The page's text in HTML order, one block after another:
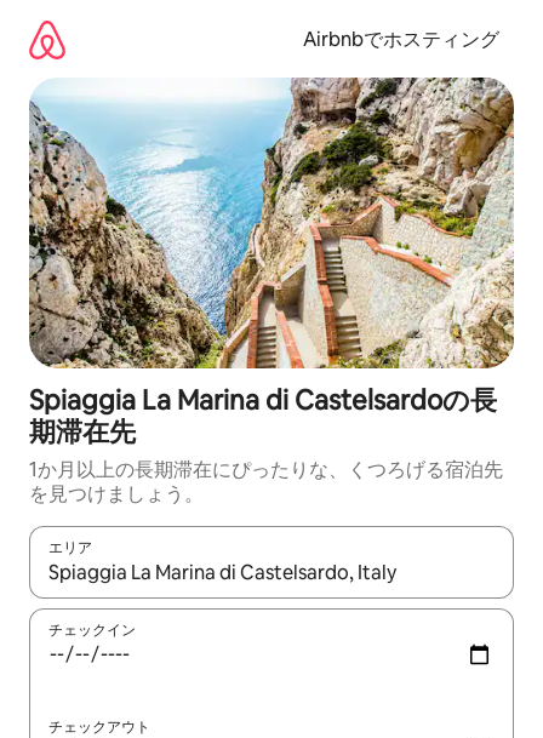
Airbnbでホスティング
Spiaggia La Marina di Castelsardoの長
期滞在先
1か月以上の長期滞在にぴったりな、くつろげる宿泊先
を見つけましょう。
エリア
検索結果が表示されたら、上下の矢印キーを使って移動するか
チェックイン
チェックアウト